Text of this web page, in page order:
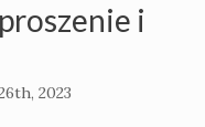
i
2023